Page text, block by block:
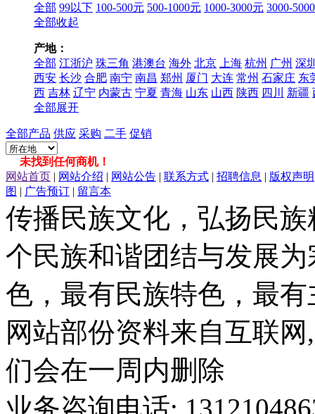
全部 99以下 100-500元 500-1000元 1000-3000元 3000-
全部收起
产地：
全部 江浙沪 珠三角 港澳台 海外 北京 上海 杭州 广州 深
西安 长沙 合肥 南宁 南昌 郑州 厦门 大连 常州 石家庄 东
西 吉林 辽宁 内蒙古 宁夏 青海 山东 山西 陕西 四川 新疆
全部展开
全部产品 供应 采购 二手 促销
未找到任何商机！
网站首页 | 网站介绍 | 网站公告 | 联系方式 | 招聘信息 | 版权声明
图 | 广告预订 | 留言本
传播民族文化，弘扬民
个民族和谐团结与发展
色，最有民族特色，最
网站部份资料来自互联
们会在一周内删除
业务咨询电话: